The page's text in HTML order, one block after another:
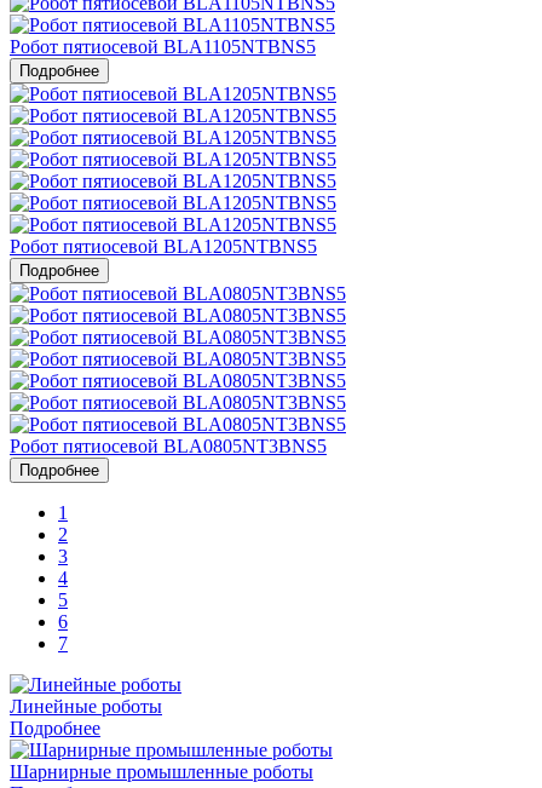
Робот пятиосевой BLA1105NTBNS5
Подробнее
Робот пятиосевой BLA1205NTBNS5
Подробнее
Робот пятиосевой BLA0805NT3BNS5
Подробнее
1
2
3
4
5
6
7
Линейные роботы
Подробнее
Шарнирные промышленные роботы